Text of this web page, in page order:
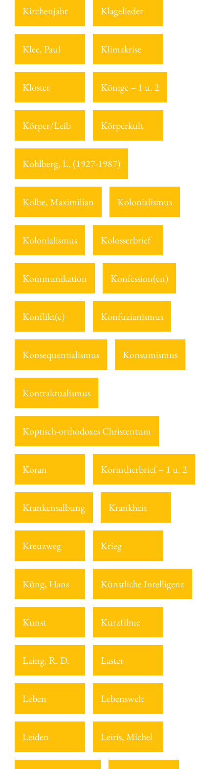
Kirchenjahr Klagelieder
Klee, Paul Klimakrise
Kloster Könige – 1 u. 2
Körper/Leib Körperkult
Kohlberg, L. (1927-1987)
Kolbe, Maximilian Kolonialismus
Kolonialismus Kolosserbrief
Kommunikation Konfession(en)
Konflikt(e) Konfuzianismus
Konsequentialismus Konsumismus
Kontraktualismus
Koptisch-orthodoxes Christentum
Koran Korintherbrief – 1 u. 2
Krankensalbung Krankheit
Kreuzweg Krieg
Küng, Hans Künstliche Intelligenz
Kunst Kurzfilme
Laing, R. D. Laster
Leben Lebenswelt
Leiden Leiris, Michel